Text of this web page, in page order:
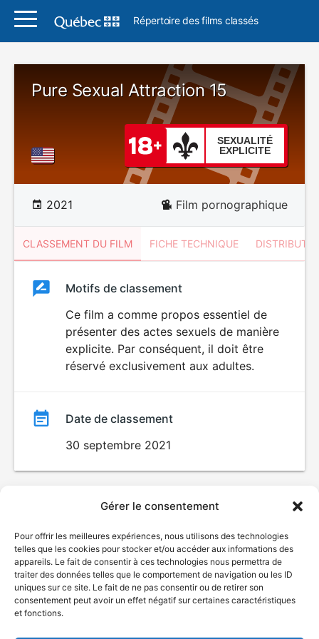
Gérer le consentement
Pour offrir les meilleures expériences, nous utilisons des technologies
telles que les cookies pour stocker et/ou accéder aux informations des
appareils. Le fait de consentir à ces technologies nous permettra de
traiter des données telles que le comportement de navigation ou les ID
uniques sur ce site. Le fait de ne pas consentir ou de retirer son
consentement peut avoir un effet négatif sur certaines caractéristiques
et fonctions.
Répertoire des films classés
Pure Sexual Attraction 15
SEXUALITÉ
EXPLICITE
2021 Film pornographique
CLASSEMENT DU FILM FICHE TECHNIQUE
ClassementClassement
SEXUALITÉ
EXPLICITE
Motifs de classement
Ce film a comme propos essentiel de
présenter des actes sexuels de manière
explicite. Par conséquent, il doit être
réservé exclusivement aux adultes.
Date de classement
30 septembre 2021